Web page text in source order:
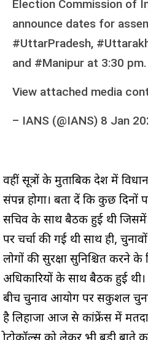
Election Commission of
announce dates for
#UttarPradesh,
and #Manipur at 3:30 pm.
View attached media
– IANS (@IANS) 8 Jan
वहीं सूत्रों के मुताबिक प्रदेश में
संपन्न होगा। बता दें कि कुछ
सचिव के साथ बैठक हुई थी जिसमें
पर चर्चा की गई थी साथ ही,
लोगों की सुरक्षा सुनिश्चित करने
अधिकारियों के साथ बैठक हुई
बीच चुनाव आयोग पर सकुशल
है लिहाजा आज प्रेस कांफ्रेंस में